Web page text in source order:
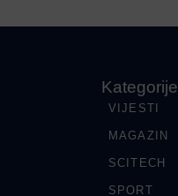
Kategorije
VIJESTI
MAGAZIN
SCITECH
SPORT